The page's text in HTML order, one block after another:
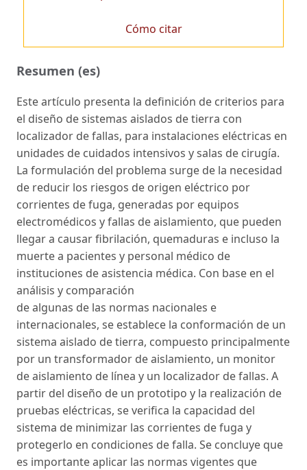
Cómo citar
Resumen (es)
Este artículo presenta la definición de criterios para
el diseño de sistemas aislados de tierra con
localizador de fallas, para instalaciones eléctricas en
unidades de cuidados intensivos y salas de cirugía.
La formulación del problema surge de la necesidad
de reducir los riesgos de origen eléctrico por
corrientes de fuga, generadas por equipos
electromédicos y fallas de aislamiento, que pueden
llegar a causar fibrilación, quemaduras e incluso la
muerte a pacientes y personal médico de
instituciones de asistencia médica. Con base en el
análisis y comparación
de algunas de las normas nacionales e
internacionales, se establece la conformación de un
sistema aislado de tierra, compuesto principalmente
por un transformador de aislamiento, un monitor
de aislamiento de línea y un localizador de fallas. A
partir del diseño de un prototipo y la realización de
pruebas eléctricas, se verifica la capacidad del
sistema de minimizar las corrientes de fuga y
protegerlo en condiciones de falla. Se concluye que
es importante aplicar las normas vigentes que